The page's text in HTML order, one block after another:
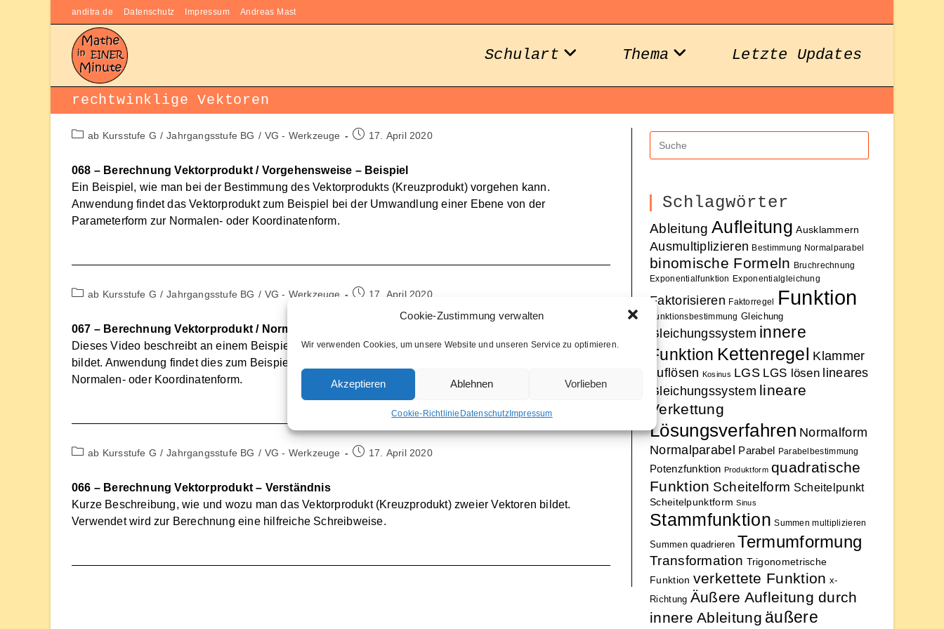
Cookie-Zustimmung verwalten
Wir verwenden Cookies, um unsere Website und unseren Service zu optimieren.
Akzeptieren Ablehnen Vorlieben
Cookie-Richtlinie DatenschutzImpressum
anditra.de Datenschutz Impressum Andreas Mast
Schulart Thema Letzte Updates
rechtwinklige Vektoren
Beitrags-
ab Kursstufe G / Jahrgangsstufe BG / VG - Werkzeuge
Beitrag17. April 2020
068 – Berechnung Vektorprodukt / Vorgehensweise – Beispiel
Ein Beispiel, wie man bei der Bestimmung des Vektorprodukts (Kreuzprodukt) vorgehen kann.
Anwendung findet das Vektorprodukt zum Beispiel bei der Umwandlung einer Ebene von der
Parameterform zur Normalen- oder Koordinatenform.
Beitrags-
ab Kursstufe G / Jahrgangsstufe BG / VG - Werkzeuge
Beitrag17. April 2020
067 – Berechnung Vektorprodukt / Normalenvektor – Beispiel
Dieses Video beschreibt an einem Beispiel, wie man das Vektorprodukt (Kreuzprodukt) zweier Vektoren
bildet. Anwendung findet dies zum Beispiel bei der Umwandlung einer Ebene von der Parameterform zur
Normalen- oder Koordinatenform.
Beitrags-
ab Kursstufe G / Jahrgangsstufe BG / VG - Werkzeuge
Beitrag17. April 2020
066 – Berechnung Vektorprodukt – Verständnis
Kurze Beschreibung, wie und wozu man das Vektorprodukt (Kreuzprodukt) zweier Vektoren bildet.
Verwendet wird zur Berechnung eine hilfreiche Schreibweise.
Schlagwörter
Ableitung Aufleitung Ausklammern
Ausmultiplizieren Bestimmung Normalparabel
binomische Formeln Bruchrechnung
Exponentialfunktion Exponentialgleichung
Faktorisieren Faktorregel Funktion
Funktionsbestimmung Gleichung
Gleichungssystem innere
Funktion Kettenregel Klammer
auflösen Kosinus LGS LGS lösen lineares
Gleichungssystem lineare
Verkettung
Lösungsverfahren Normalform
Normalparabel Parabel Parabelbestimmung
Potenzfunktion Produktform quadratische
Funktion Scheitelform Scheitelpunkt
Scheitelpunktform Sinus
Stammfunktion Summen multiplizieren
Summen quadrieren Termumformung
Transformation Trigonometrische
Funktion verkettete Funktion x-
Richtung Äußere Aufleitung durch
innere Ableitung äußere